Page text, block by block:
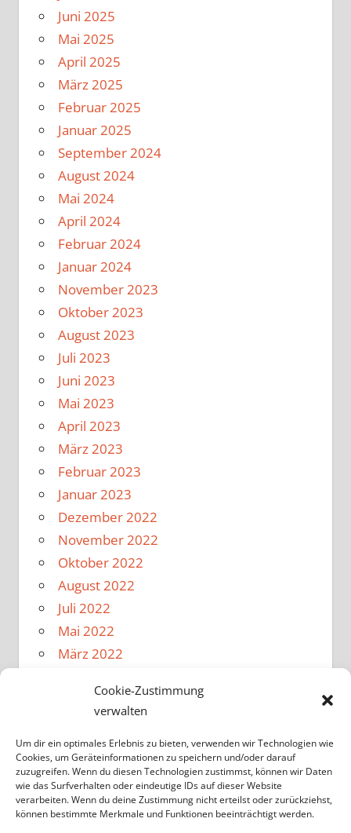
Cookie-Zustimmung
verwalten
Um dir ein optimales Erlebnis zu bieten, verwenden wir Technologien wie
Cookies, um Geräteinformationen zu speichern und/oder darauf
zuzugreifen. Wenn du diesen Technologien zustimmst, können wir Daten
wie das Surfverhalten oder eindeutige IDs auf dieser Website
verarbeiten. Wenn du deine Zustimmung nicht erteilst oder zurückziehst,
können bestimmte Merkmale und Funktionen beeinträchtigt werden.
Juni 2025
Mai 2025
April 2025
März 2025
Februar 2025
Januar 2025
September 2024
August 2024
Mai 2024
April 2024
Februar 2024
Januar 2024
November 2023
Oktober 2023
August 2023
Juli 2023
Juni 2023
Mai 2023
April 2023
März 2023
Februar 2023
Januar 2023
Dezember 2022
November 2022
Oktober 2022
August 2022
Juli 2022
Mai 2022
März 2022
Januar 2022
November 2021
Oktober 2021
August 2021
Februar 2020